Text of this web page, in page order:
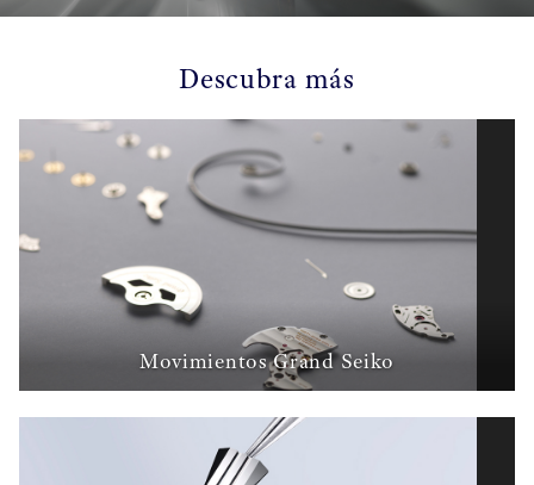
Descubra más
Movimientos Grand Seiko